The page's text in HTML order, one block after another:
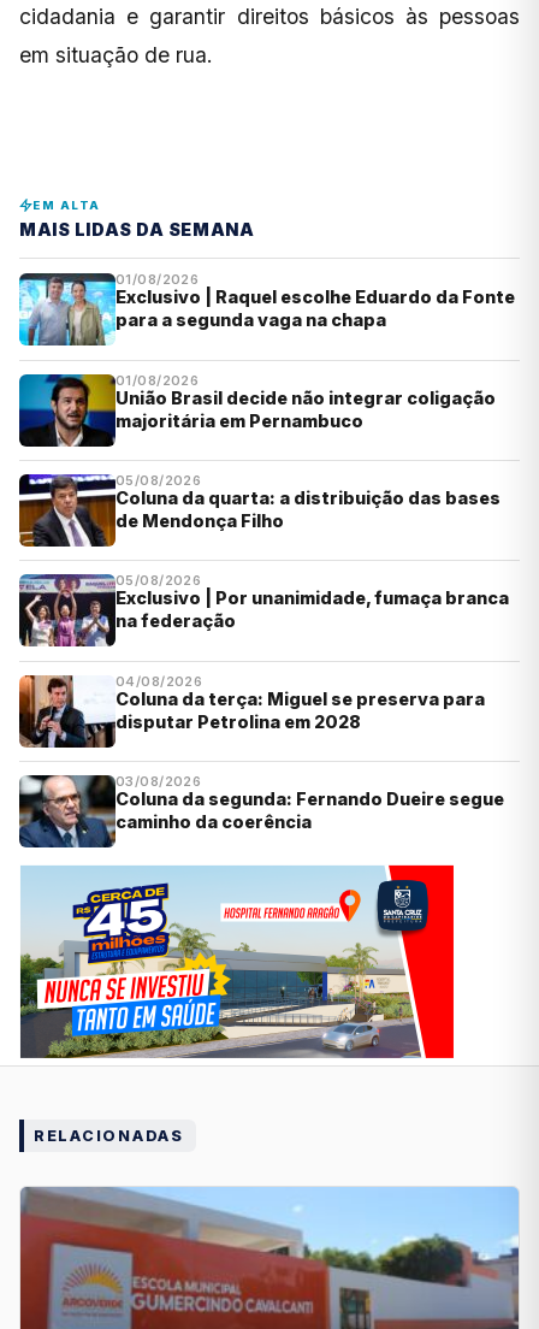
cidadania e garantir direitos básicos às pessoas
em situação de rua.
EM ALTA
MAIS LIDAS DA SEMANA
01/08/2026
Exclusivo | Raquel escolhe Eduardo da Fonte
para a segunda vaga na chapa
01/08/2026
União Brasil decide não integrar coligação
majoritária em Pernambuco
05/08/2026
Coluna da quarta: a distribuição das bases
de Mendonça Filho
05/08/2026
Exclusivo | Por unanimidade, fumaça branca
na federação
04/08/2026
Coluna da terça: Miguel se preserva para
disputar Petrolina em 2028
03/08/2026
Coluna da segunda: Fernando Dueire segue
caminho da coerência
RELACIONADAS